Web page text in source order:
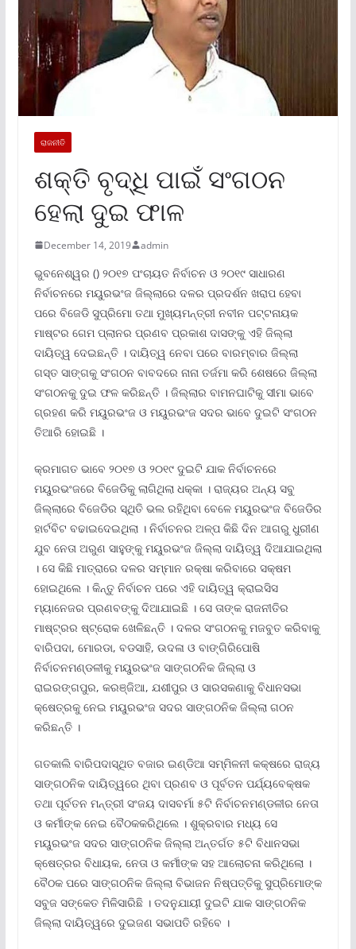
ରାଜନୀତି
ଶକ୍ତି ବୃଦ୍ଧି ପାଇଁ ସଂଗଠନ
ହେଲା ଦୁଇ ଫାଳ
December 14, 2019 admin
ଭୁବନେଶ୍ୱର () ୨୦୧୭ ପଂଚାୟତ ନିର୍ବାଚନ ଓ ୨୦୧୯ ସାଧାରଣ
ନିର୍ବାଚନରେ ମୟୁରଭଂଜ ଜିଲ୍ଲାରେ ଦଳର ପ୍ରଦର୍ଶନ ଖରାପ ହେବା
ପରେ ବିଜେଡି ସୁପ୍ରିମୋ ତଥା ମୁଖ୍ୟମନ୍ତ୍ରୀ ନବୀନ ପଟ୍ଟନାୟକ
ମାଷ୍ଟର ଗେମ ପ୍ଲାନର ପ୍ରଣବ ପ୍ରକାଶ ଦାସଙ୍କୁ ଏହି ଜିଲ୍ଲା
ଦାୟିତ୍ୱ ଦେଇଛନ୍ତି । ଦାୟିତ୍ୱ ନେବା ପରେ ବାରମ୍ବାର ଜିଲ୍ଲା
ଗସ୍ତ ସାଙ୍ଗକୁ ସଂଗଠନ ବାବଦରେ ନାନା ତର୍ଜମା କରି ଶେଷରେ ଜିଲ୍ଲା
ସଂଗଠନକୁ ଦୁଇ ଫଳ କରିଛନ୍ତି । ଜିଲ୍ଲାର ବାମନଘାଟିକୁ ସୀମା ଭାବେ
ଗ୍ରହଣ କରି ମୟୁରଭଂଜ ଓ ମୟୁରଭଂଜ ସଦର ଭାବେ ଦୁଇଟି ସଂଗଠନ
ତିଆରି ହୋଇଛି ।
କ୍ରମାଗତ ଭାବେ ୨୦୧୭ ଓ ୨୦୧୯ ଦୁଇଟି ଯାକ ନିର୍ବାଚନରେ
ମୟୁରଭଂଜରେ ବିଜେଡିକୁ ଲାଗିଥିଲା ଧକ୍କା । ରାଜ୍ୟର ଅନ୍ୟ ସବୁ
ଜିଲ୍ଲାରେ ବିଜେଡିର ସ୍ଥିତି ଭଲ ରହିଥିବା ବେଳେ ମୟୁରଭଂଜ ବିଜେଡିର
ହାର୍ଟବିଟ ବଢାଇଦେଇଥିଲା । ନିର୍ବାଚନର ଅଳ୍ପ କିଛି ଦିନ ଆଗରୁ ଧୁରୀଣ
ଯୁବ ନେତା ଅରୁଣ ସାହୁଙ୍କୁ ମୟୁରଭଂଜ ଜିଲ୍ଲା ଦାୟିତ୍ୱ ଦିଆଯାଇଥିଲା
। ସେ କିଛି ମାତ୍ରାରେ ଦଳର ସମ୍ମାନ ରକ୍ଷା କରିବାରେ ସକ୍ଷମ
ହୋଇଥିଲେ । କିନ୍ତୁ ନିର୍ବାଚନ ପରେ ଏହି ଦାୟିତ୍ୱ କ୍ରାଇସିସ
ମ୍ୟାନେଜର ପ୍ରଣବଙ୍କୁ ଦିଆଯାଇଛି । ସେ ତାଙ୍କ ରାଜନୀତିର
ମାଷ୍ଟ୍ରର ଷ୍ଟ୍ରୋକ ଖେଳିଛନ୍ତି । ଦଳର ସଂଗଠନକୁ ମଜବୁତ କରିବାକୁ
ବାରିପଦା, ମୋରଡା, ବଡସାହି, ଉଦଳା ଓ ବାଙ୍ଗିରିପୋଷି
ନିର୍ବାଚନମଣ୍ଡଳୀକୁ ମୟୁରଭଂଜ ସାଙ୍ଗଠନିକ ଜିଲ୍ଲା ଓ
ରାଇରଙ୍ଗପୁର, କରଞ୍ଜିଆ, ଯଶୀପୁର ଓ ସାରସକଣାକୁ ବିଧାନସଭା
କ୍ଷେତ୍ରକୁ ନେଇ ମୟୁରଭଂଜ ସଦର ସାଙ୍ଗଠନିକ ଜିଲ୍ଲା ଗଠନ
କରିଛନ୍ତି ।
ଗତକାଲି ବାରିପଦାସ୍ଥିତ ବଜାର ଇଣ୍ଡିଆ ସମ୍ମିଳନୀ କକ୍ଷରେ ରାଜ୍ୟ
ସାଙ୍ଗଠନିକ ଦାୟିତ୍ୱରେ ଥିବା ପ୍ରଣବ ଓ ପୂର୍ବତନ ପର୍ଯ୍ୟବେକ୍ଷକ
ତଥା ପୂର୍ବତନ ମନ୍ତ୍ରୀ ସଂଜୟ ଦାସବର୍ମା ୫ଟି ନିର୍ବାଚନମଣ୍ଡଳୀର ନେତା
ଓ କର୍ମୀଙ୍କ ନେଇ ବୈଠକକରିଥିଲେ । ଶୁକ୍ରବାର ମଧ୍ୟ ସେ
ମୟୁରଭଂଜ ସଦର ସାଙ୍ଗଠନିକ ଜିଲ୍ଲା ଅନ୍ତର୍ଗତ ୫ଟି ବିଧାନସଭା
କ୍ଷେତ୍ରର ବିଧାୟକ, ନେତା ଓ କର୍ମୀଙ୍କ ସହ ଆଲୋଚନା କରିଥିଲୋ ।
ବୈଠକ ପରେ ସାଙ୍ଗଠନିକ ଜିଲ୍ଲା ବିଭାଜନ ନିଷ୍ପତ୍ତିକୁ ସୁପ୍ରିମୋଙ୍କ
ସବୁଜ ସଙ୍କେତ ମିଳିସାରିଛି । ତଦନୁଯାୟୀ ଦୁଇଟି ଯାକ ସାଙ୍ଗଠନିକ
ଜିଲ୍ଲା ଦାୟିତ୍ୱରେ ଦୁଇଜଣ ସଭାପତି ରହିବେ ।